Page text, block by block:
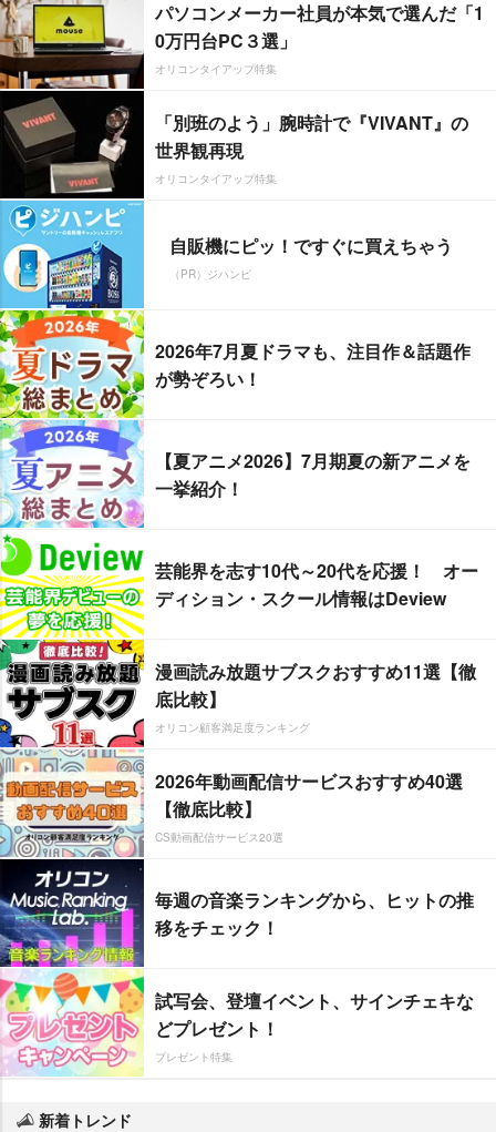
パソコンメーカー社員が本気で選んだ「1
0万円台PC３選」
オリコンタイアップ特集
「別班のよう」腕時計で『VIVANT』の
世界観再現
オリコンタイアップ特集
自販機にピッ！ですぐに買えちゃう
（PR）ジハンピ
2026年7月夏ドラマも、注目作＆話題作
が勢ぞろい！
【夏アニメ2026】7月期夏の新アニメを
一挙紹介！
芸能界を志す10代～20代を応援！ オー
ディション・スクール情報はDeview
漫画読み放題サブスクおすすめ11選【徹
底比較】
オリコン顧客満足度ランキング
2026年動画配信サービスおすすめ40選
【徹底比較】
CS動画配信サービス20選
毎週の音楽ランキングから、ヒットの推
移をチェック！
試写会、登壇イベント、サインチェキな
どプレゼント！
プレゼント特集
新着トレンド